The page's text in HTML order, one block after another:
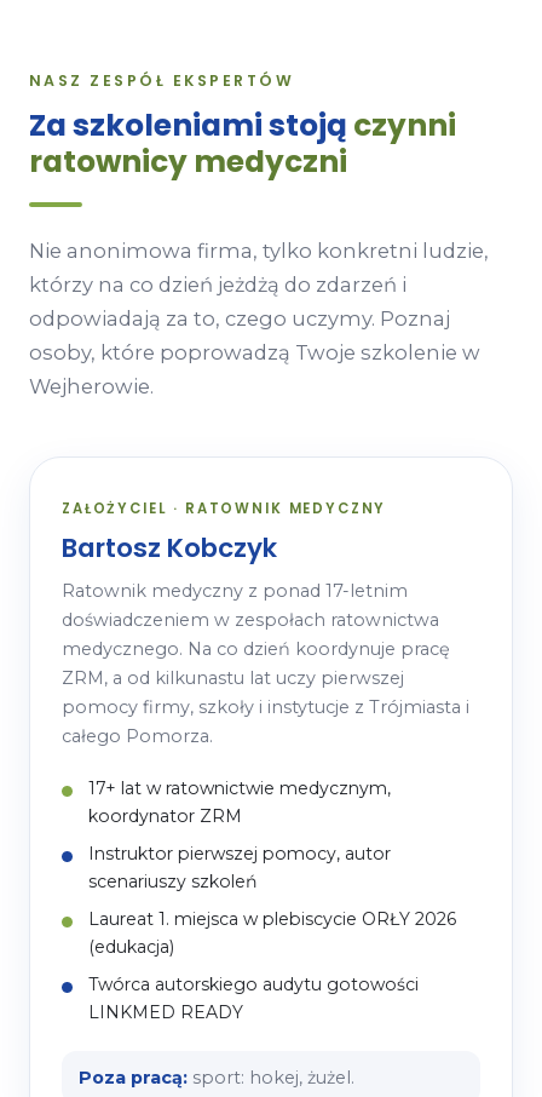
NASZ ZESPÓŁ EKSPERTÓW
Za szkoleniami stoją czynni
ratownicy medyczni
Nie anonimowa firma, tylko konkretni ludzie,
którzy na co dzień jeżdżą do zdarzeń i
odpowiadają za to, czego uczymy. Poznaj
osoby, które poprowadzą Twoje szkolenie w
Wejherowie.
ZAŁOŻYCIEL · RATOWNIK MEDYCZNY
Bartosz Kobczyk
Ratownik medyczny z ponad 17-letnim
doświadczeniem w zespołach ratownictwa
medycznego. Na co dzień koordynuje pracę
ZRM, a od kilkunastu lat uczy pierwszej
pomocy firmy, szkoły i instytucje z Trójmiasta i
całego Pomorza.
17+ lat w ratownictwie medycznym,
koordynator ZRM
Instruktor pierwszej pomocy, autor
scenariuszy szkoleń
Laureat 1. miejsca w plebiscycie ORŁY 2026
(edukacja)
Twórca autorskiego audytu gotowości
LINKMED READY
Poza pracą: sport: hokej, żużel.